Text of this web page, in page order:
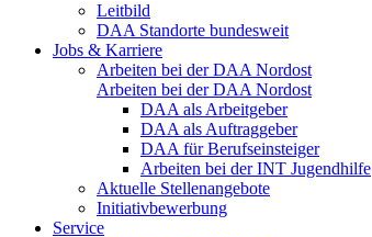
Leitbild
DAA Standorte bundesweit
Jobs & Karriere
Arbeiten bei der DAA Nordost
Arbeiten bei der DAA Nordost
DAA als Arbeitgeber
DAA als Auftraggeber
DAA für Berufseinsteiger
Arbeiten bei der INT Jugendhilfe
Aktuelle Stellenangebote
Initiativbewerbung
Service